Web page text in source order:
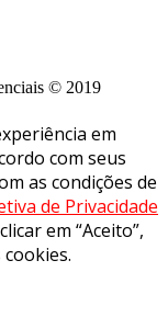
© 2019
em
com seus
as condições de
de Privacidade
em “Aceito”,